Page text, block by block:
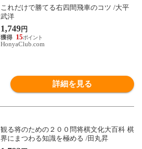
これだけで勝てる右四間飛車のコツ /大平
武洋
1,749円
15
HonyaClub.com
詳細を見る
観る将のための２００問将棋文化大百科 棋
界にまつわる知識を極める /田丸昇